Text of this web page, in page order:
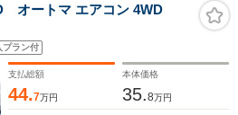
オートマ エアコン 4WD
プラン付
支払総額
44.7万円
本体価格
35.8万円